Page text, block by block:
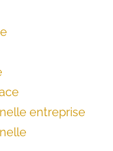
entreprise